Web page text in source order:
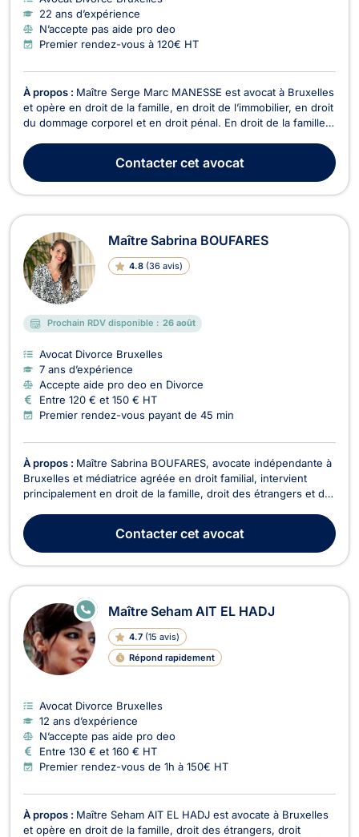
22 ans d’expérience
N’accepte pas aide pro deo
Premier rendez-vous à 120€ HT
À propos : Maître Serge Marc MANESSE est avocat à Bruxelles
et opère en droit de la famille, en droit de l’immobilier, en droit
du dommage corporel et en droit pénal. En droit de la famille,
divorce à l’amiable ou contentieux. Il traite également les
dossiers relatifs à l’indivisio...
Contactercet avocat
Maître Sabrina BOUFARES
4.8 (36 avis)
Prochain RDV disponible : 26 août
Avocat Divorce Bruxelles
7 ans d’expérience
Accepte aide pro deo en Divorce
Entre 120 € et 150 € HT
Premier rendez-vous payant de 45 min
À propos : Maître Sabrina BOUFARES, avocate indépendante à
Bruxelles et médiatrice agréée en droit familial, intervient
principalement en droit de la famille, droit des étrangers et de
accompagne ses clients avec bienveillance, écoute, rigueur, et
efficacité, afin de propos...
Contactercet avocat
Maître Seham AIT EL HADJ
4.7 (15 avis)
Répond rapidement
E
N
LI
G
N
E
Avocat Divorce Bruxelles
12 ans d’expérience
N’accepte pas aide pro deo
Entre 130 € et 160 € HT
Premier rendez-vous de 1h à 150€ HT
À propos : Maître Seham AIT EL HADJ est avocate à Bruxelles
et opère en droit de la famille, droit des étrangers, droit